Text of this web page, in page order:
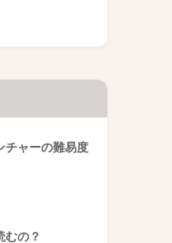
チャーの難易度
むの？